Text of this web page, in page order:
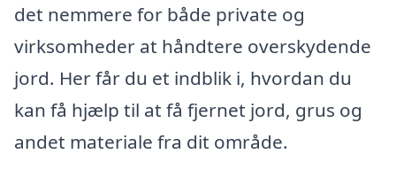
det nemmere for både private og
virksomheder at håndtere overskydende
jord. Her får du et indblik i, hvordan du
kan få hjælp til at få fjernet jord, grus og
andet materiale fra dit område.